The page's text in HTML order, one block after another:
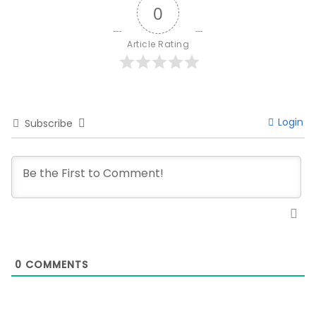
0
Article Rating
Subscribe Login
0 COMMENTS